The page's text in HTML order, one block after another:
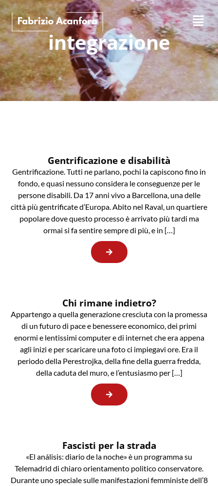
integrazione
Gentrificazione e disabilità
Gentrificazione. Tutti ne parlano, pochi la capiscono fino in
fondo, e quasi nessuno considera le conseguenze per le
persone disabili. Da 17 anni vivo a Barcellona, una delle
città più gentrificate d’Europa. Abito nel Raval, un quartiere
popolare dove questo processo è arrivato più tardi ma
ormai si fa sentire sempre di più, e in […]
Chi rimane indietro?
Appartengo a quella generazione cresciuta con la promessa
di un futuro di pace e benessere economico, dei primi
enormi e lentissimi computer e di internet che era appena
agli inizi e per scaricare una foto ci impiegavi ore. Era il
periodo della Perestrojka, della fine della guerra fredda,
della caduta del muro, e l’entusiasmo per […]
Fascisti per la strada
«El análisis: diario de la noche» è un programma su
Telemadrid di chiaro orientamento politico conservatore.
Durante uno speciale sulle manifestazioni femministe dell’8